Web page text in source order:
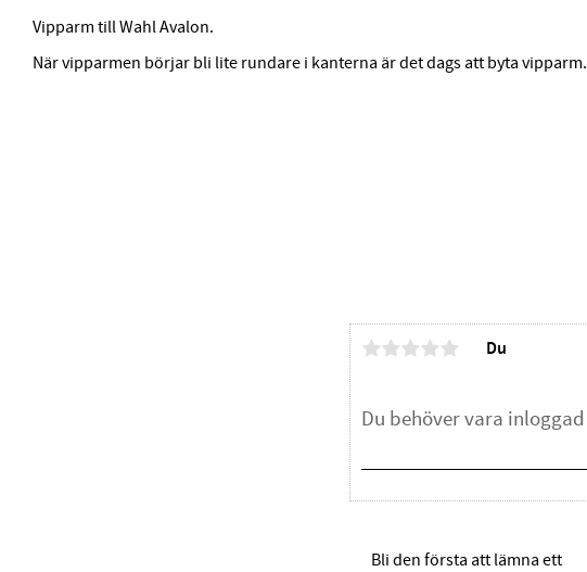
Vipparm till Wahl Avalon.
När vipparmen börjar bli lite rundare i kanterna är det dags att byta vipparm.
Du
Bli den första att lämna ett